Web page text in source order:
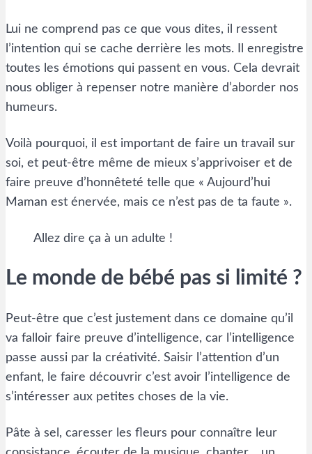
Lui ne comprend pas ce que vous dites, il ressent
l’intention qui se cache derrière les mots. Il enregistre
toutes les émotions qui passent en vous. Cela devrait
nous obliger à repenser notre manière d’aborder nos
humeurs.
Voilà pourquoi, il est important de faire un travail sur
soi, et peut-être même de mieux s’apprivoiser et de
faire preuve d’honnêteté telle que « Aujourd’hui
Maman est énervée, mais ce n’est pas de ta faute ».
Allez dire ça à un adulte !
Le monde de bébé pas si limité ?
Peut-être que c’est justement dans ce domaine qu’il
va falloir faire preuve d’intelligence, car l’intelligence
passe aussi par la créativité. Saisir l’attention d’un
enfant, le faire découvrir c’est avoir l’intelligence de
s’intéresser aux petites choses de la vie.
Pâte à sel, caresser les fleurs pour connaître leur